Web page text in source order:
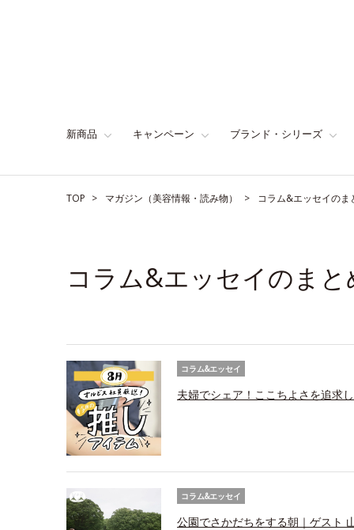
新商品 キャンペーン ブランド・シリーズ
TOP マガジン（美容情報・読み物） コラム&エッセイのま
コラム&エッセイのまと
コラム&エッセイ
夫婦でシェア！ここちよさを追求
コラム&エッセイ
公園でさかだちをする朝｜ゲスト